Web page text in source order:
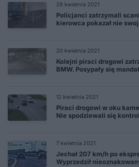
26 kwietnia 2021
Policjanci zatrzymali
kierowca pokazał nie
20 kwietnia 2021
Kolejni piraci drogowi
BMW. Posypały się
12 kwietnia 2021
Piraci drogowi w oku
Nie spodziewali się
7 kwietnia 2021
Jechał 207 km/h po
Wyprzedził